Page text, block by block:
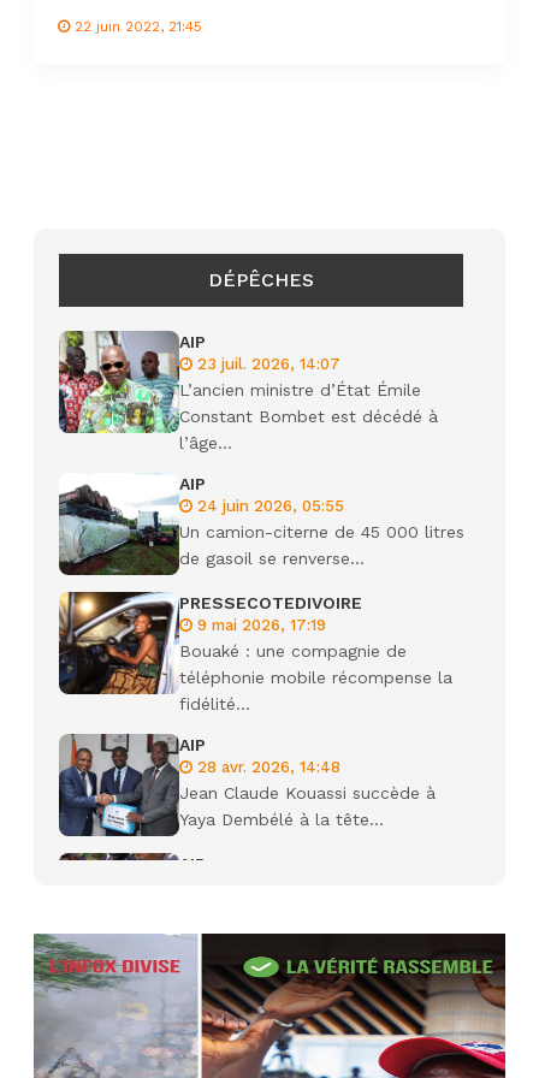
22 juin 2022, 21:45
DÉPÊCHES
AIP
23 juil. 2026, 14:07
L’ancien ministre d’État Émile
Constant Bombet est décédé à
l’âge...
AIP
24 juin 2026, 05:55
Un camion-citerne de 45 000 litres
de gasoil se renverse...
PRESSECOTEDIVOIRE
9 mai 2026, 17:19
Bouaké : une compagnie de
téléphonie mobile récompense la
fidélité...
AIP
28 avr. 2026, 14:48
Jean Claude Kouassi succède à
Yaya Dembélé à la tête...
AIP
Camara tué lors d’attaques...
22 avr. 2026, 16:41
Des bureaux ravagés dans un
incendie survenu à la mairie...